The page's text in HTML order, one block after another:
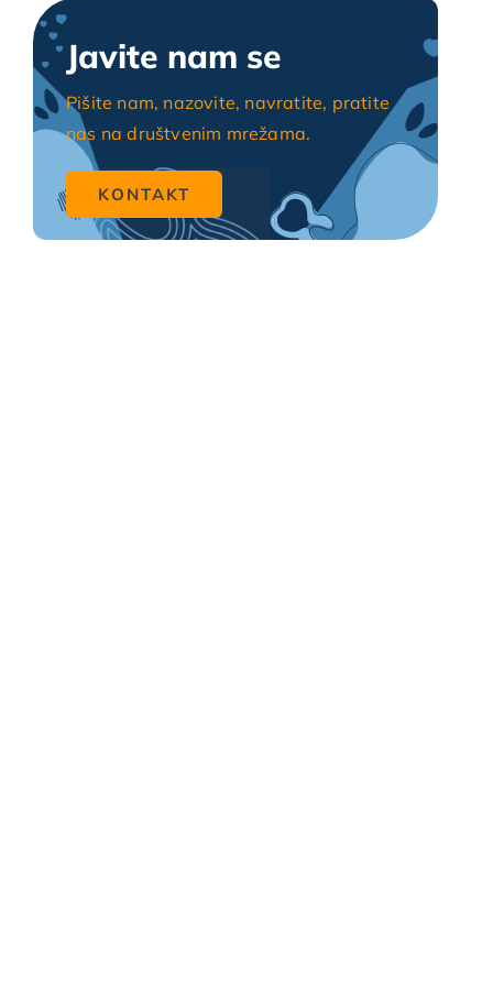
Javite nam se
Pišite nam, nazovite, navratite, pratite
nas na društvenim mrežama.
KONTAKT